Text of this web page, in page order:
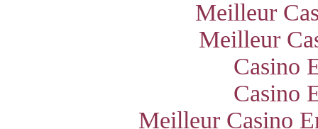
Meilleur
Meilleur
Casino
Casino
Meilleur Casino